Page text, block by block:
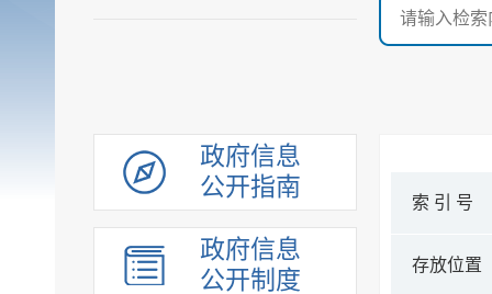
政府信息
公开指南
政府信息
公开制度
索 引 号
存放位置